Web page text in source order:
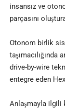
insansız ve
parçasını
Otonom birlik
drive-by-wire
entegre eden
Anlaşmayla ilgili